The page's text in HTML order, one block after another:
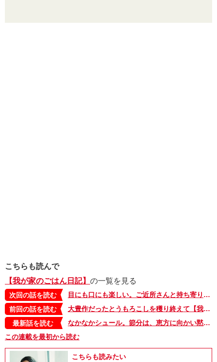
こちらも読んで
【我が家のごはん日記】 の一覧を見る
次回の話を読む
目にも口にも楽しい。ご近所さんと持ち寄りタコス会【我が家のごはん日記／岡本雅恵さんちの食卓・4】
前回の話を読む
大豊作だったとうもろこしを穫り終えて【我が家のごはん日記／岡本雅恵さんちの食卓・2】
最新話を読む
なかなかシュール。節分は、恵方に向かい黙って丸かぶり！ 恵方巻の余った具でスパゲッティも【我が家のごはん日記／はらぺこめがねのアトリエめし】
この連載を最初から読む
こちらも読みたい